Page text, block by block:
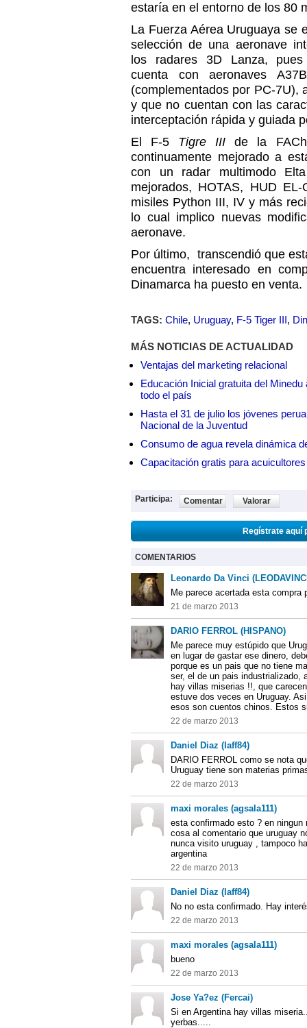
estaría en el entorno de los 80
La Fuerza Aérea Uruguaya se
selección de una aeronave
los radares 3D Lanza,
cuenta con aeronaves
(complementados por PC-7U),
y que no cuentan con las
interceptación rápida y guiada
El F-5 Tigre III de la
continuamente mejorado a
con un radar multimodo
mejorados, HOTAS, HUD
misiles Python III, IV y más
lo cual implico nuevas
aeronave.
Por último, transcendió que
encuentra interesado en
Dinamarca ha puesto en venta.
TAGS: Chile, Uruguay, F-5 Tiger III,
MÁS NOTICIAS DE ACTUALIDAD
Ventajas del marketing relacional
Educación Inicial gratuita del
todo el país
Hasta el 31 de julio los jóvenes
Nacional de la Juventud
Consumo de agua revela dinámica
Capacitación gratis para
Participa: Comentar Valorar
Regístrate aquí
COMENTARIOS
Leonardo Da Vinci
Me parece acertada esta compra
21 de marzo 2013
DARIO FERROL (HISPANO)
Me parece muy estúpido que
en lugar de gastar ese dinero,
porque es un pais que no tiene
ser, el de un pais industrializado,
hay villas miserias !!, que
estuve dos veces en Uruguay.
esos son cuentos chinos. Estos
22 de marzo 2013
Daniel Diaz (laff84)
DARIO FERROL como se nota
Uruguay tiene son materias
22 de marzo 2013
maxi morales (agsala111)
esta confirmado esto ? en
cosa al comentario que uruguay
nunca visito uruguay , tampoco
argentina
22 de marzo 2013
Daniel Diaz (laff84)
No no esta confirmado. Hay
22 de marzo 2013
maxi morales (agsala111)
bueno
22 de marzo 2013
Jose Ya?ez (Fercai)
Si en Argentina hay villas
yerbas.....